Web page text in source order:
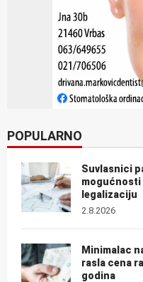
POPULARNO
Suvlasnici
mogućnosti
legalizaciju
2.8.2026
Minimalac
rasla cena
godina